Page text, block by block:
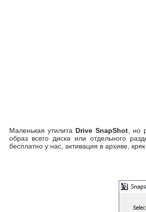
Маленькая утилита Drive SnapShot , но
образ всего диска или отдельного
бесплатно у нас, активация в архиве,